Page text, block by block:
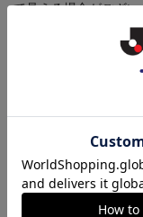
て見える場合がござ
取り扱い商品によっ
告なく変更になるこ
決済について
ギフト対応につ
ヘルプページ